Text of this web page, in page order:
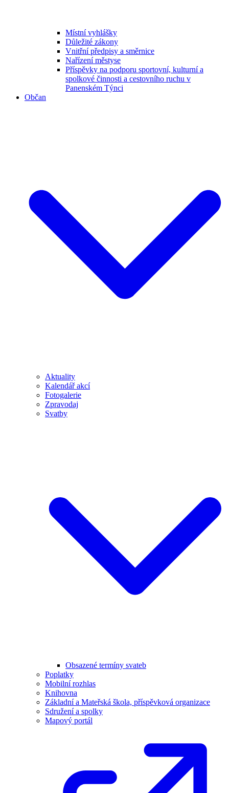
Místní vyhlášky
Důležité zákony
Vnitřní předpisy a směrnice
Nařízení městyse
Příspěvky na podporu sportovní, kulturní a
spolkové činnosti a cestovního ruchu v
Panenském Týnci
Občan
Aktuality
Kalendář akcí
Fotogalerie
Zpravodaj
Svatby
Obsazené termíny svateb
Poplatky
Mobilní rozhlas
Knihovna
Základní a Mateřská škola, příspěvková organizace
Sdružení a spolky
Mapový portál